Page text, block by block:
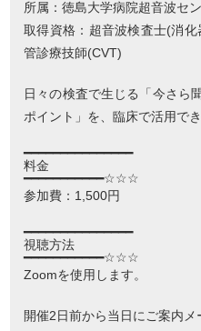
所属：徳島大学病院超音波セ
取得資格：超音波検査士(消
管診療技師(CVT)
日々の検査で生じる「今さら
ポイント」を、臨床で活用で
━━━━━━━━━━━━━━━
料金
━━━━━━━━━━━☆☆☆
参加費：1,500円
━━━━━━━━━━━━━━━
視聴方法
━━━━━━━━━━━☆☆☆
Zoomを使用します。
開催2日前から当日にご案内メ